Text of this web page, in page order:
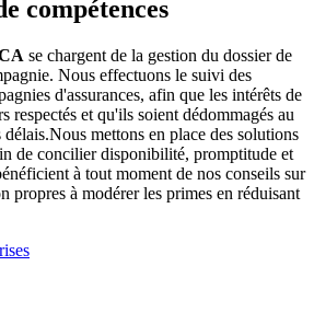
compétences
se chargent de la gestion du dossier de
Nous effectuons le suivi des
d'assurances, afin que les intérêts de
respectés et qu'ils soient dédommagés au
mettons en place des solutions
de concilier disponibilité, promptitude et
à tout moment de nos conseils sur
propres à modérer les primes en réduisant